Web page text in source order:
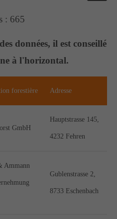
600
: 665
données, il est conseillé
à l'horizontal.
forestière Adresse
GmbH
Hauptstrasse 145,
4232 Fehren
Ammann
Gublenstrasse 2,
8733 Eschenbach